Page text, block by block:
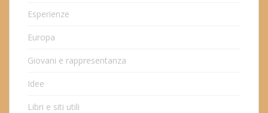
Esperienze
Europa
Giovani e rappresentanza
Idee
Libri e siti utili